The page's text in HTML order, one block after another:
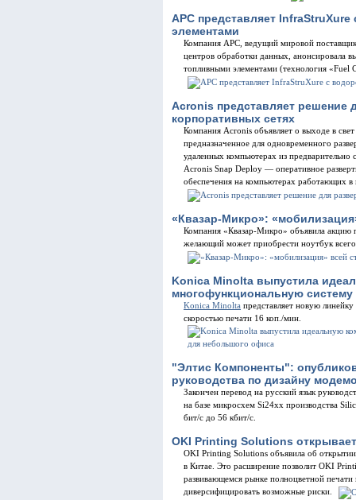
APC представляет
элементами
Компания APC, ведущий мировой
центров обработки данных, анонсировала
топливными элементами (технология «Fuel
Acronis представляет решение
корпоративных сетях
Компания Acronis объявляет о выходе в
предназначенное для одновременного
удаленных компьютерах из предварительно
Acronis Snap Deploy — оперативное
обеспечения на компьютерах работающих в
«Квазар-Микро»:
Компания «Квазар-Микро» объявила акцию
желающий может приобрести ноутбук
Konica Minolta выпустила
многофункциональную
Konica Minolta представляет новую
скоростью печати 16 коп./мин.
"Элтис Компоненты":
руководства по дизайну
Закончен перевод на русский язык
на базе микросхем Si24xx производства
бит/с до 56 кбит/с.
OKI Printing Solutions
OKI Printing Solutions объявила об
в Китае. Это расширение позволит OKI
развивающемся рынке полноцветной
диверсифицировать возможные риски.